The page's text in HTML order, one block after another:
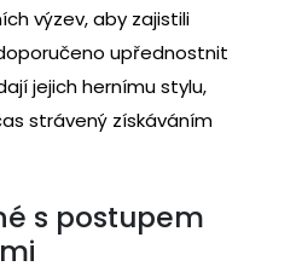
výzev, aby zajistili
upřednostnit
jejich hernímu stylu,
strávený získáváním
s postupem